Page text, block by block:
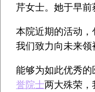
芹女士。她于早前
本院近期的活动
我们致力向未来
能够为如此优秀
誉院士两大殊荣